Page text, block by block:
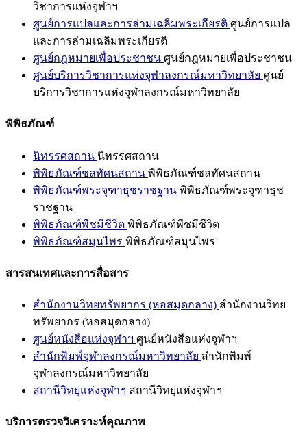
วิชาการแห่งจุฬาฯ
ศูนย์การแปลและการล่ามเฉลิมพระเกียรติ ศูนย์การแปล
และการล่ามเฉลิมพระเกียรติ
ศูนย์กฎหมายเพื่อประชาชน ศูนย์กฎหมายเพื่อประชาชน
ศูนย์บริการวิชาการแห่งจุฬาลงกรณ์มหาวิทยาลัย ศูนย์
บริการวิชาการแห่งจุฬาลงกรณ์มหาวิทยาลัย
พิพิธภัณฑ์
นิทรรศสถาน นิทรรศสถาน
พิพิธภัณฑ์ชลทัศนสถาน พิพิธภัณฑ์ชลทัศนสถาน
พิพิธภัณฑ์พระจุฑาธุชราชฐาน พิพิธภัณฑ์พระจุฑาธุช
ราชฐาน
พิพิธภัณฑ์พืชมีชีวิต พิพิธภัณฑ์พืชมีชีวิต
พิพิธภัณฑ์สมุนไพร พิพิธภัณฑ์สมุนไพร
สารสนเทศและการสื่อสาร
สำนักงานวิทยทรัพยากร (หอสมุดกลาง) สำนักงานวิทย
ทรัพยากร (หอสมุดกลาง)
ศูนย์หนังสือแห่งจุฬาฯ ศูนย์หนังสือแห่งจุฬาฯ
สำนักพิมพ์จุฬาลงกรณ์มหาวิทยาลัย สำนักพิมพ์
จุฬาลงกรณ์มหาวิทยาลัย
สถานีวิทยุแห่งจุฬาฯ สถานีวิทยุแห่งจุฬาฯ
บริการตรวจวิเคราะห์คุณภาพ